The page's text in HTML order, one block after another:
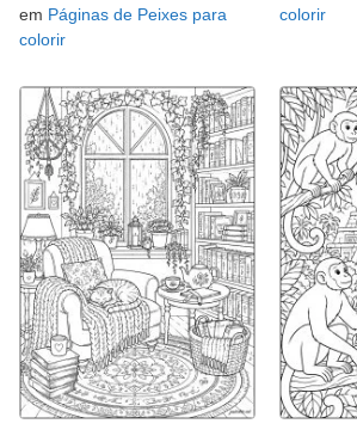
em Páginas de Peixes para
colorir
colorir